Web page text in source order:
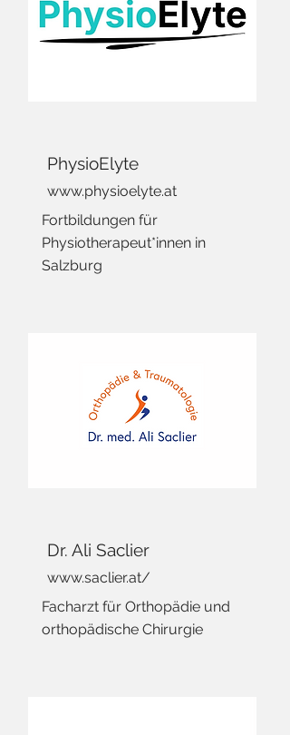
PhysioElyte
www.physioelyte.at
Fortbildungen für
Physiotherapeut*innen in
Salzburg
Dr. Ali Saclier
www.saclier.at/
Facharzt für Orthopädie und
orthopädische Chirurgie